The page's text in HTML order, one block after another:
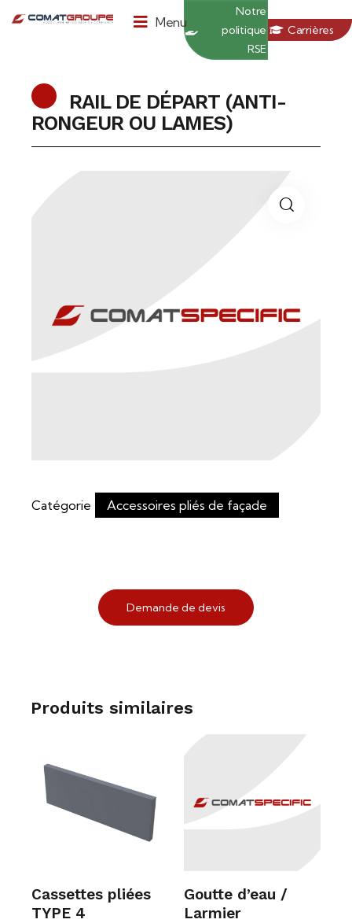
Menu
Notre
politique
RSE
Carrières
RAIL DE DÉPART (ANTI-
RONGEUR OU LAMES)
Catégorie Accessoires pliés de façade
Demande de devis
Produits similaires
Cassettes pliées
TYPE 4
Goutte d’eau /
Larmier